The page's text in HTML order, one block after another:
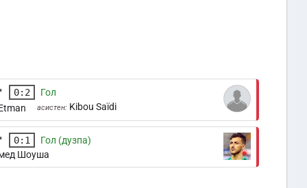
0:2
Гол
асистен: Kibou Saïdi
0:1
Гол (дузпа)
Шоуша